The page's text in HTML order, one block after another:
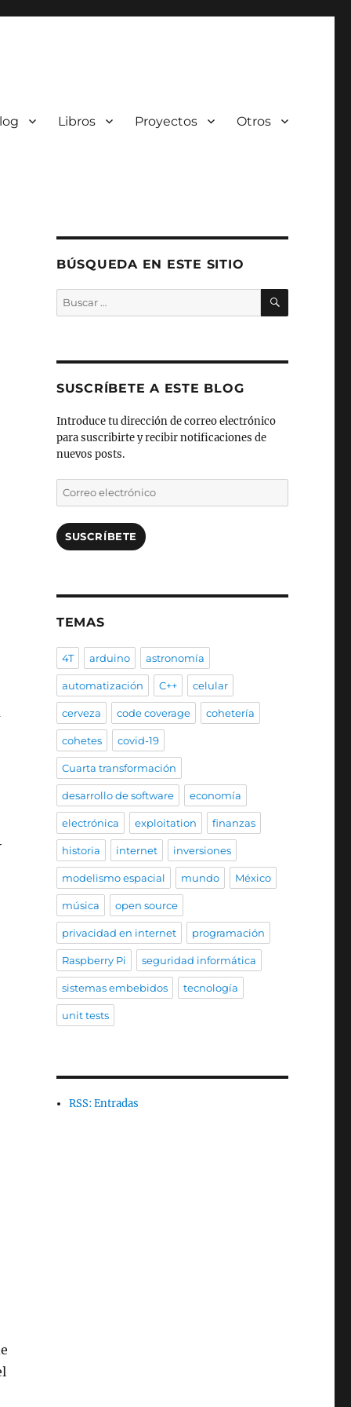
Libros Proyectos Otros
BÚSQUEDA EN ESTE SITIO
Buscar
por:
BUSCAR
SUSCRÍBETE A ESTE BLOG
Introduce tu dirección de correo electrónico
para suscribirte y recibir notificaciones de
nuevos posts.
Correo
electrónico
SUSCRÍBETE
TEMAS
4T arduino astronomía
automatización C++ celular
cerveza code coverage cohetería
cohetes covid-19
Cuarta transformación
desarrollo de software economía
electrónica exploitation finanzas
historia internet inversiones
modelismo espacial mundo México
música open source
privacidad en internet programación
Raspberry Pi seguridad informática
sistemas embebidos tecnología
unit tests
RSS: Entradas